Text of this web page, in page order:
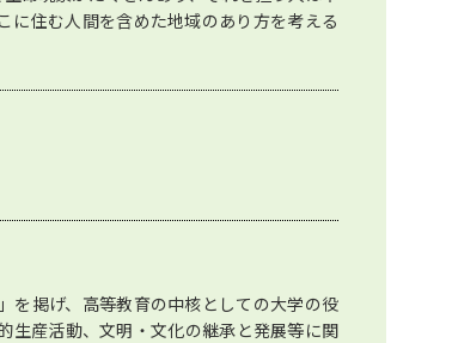
に住む人間を含めた地域のあり方を考える
を掲げ、高等教育の中核としての大学の役
生産活動、文明・文化の継承と発展等に関